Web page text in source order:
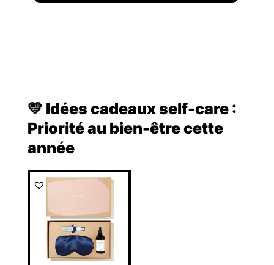
💛 Idées cadeaux self-care :
Priorité au bien-être cette
année